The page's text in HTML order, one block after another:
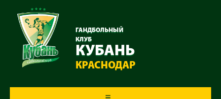
ГАНДБОЛЬНЫЙ
КЛУБ
КУБАНЬ
КРАСНОДАР